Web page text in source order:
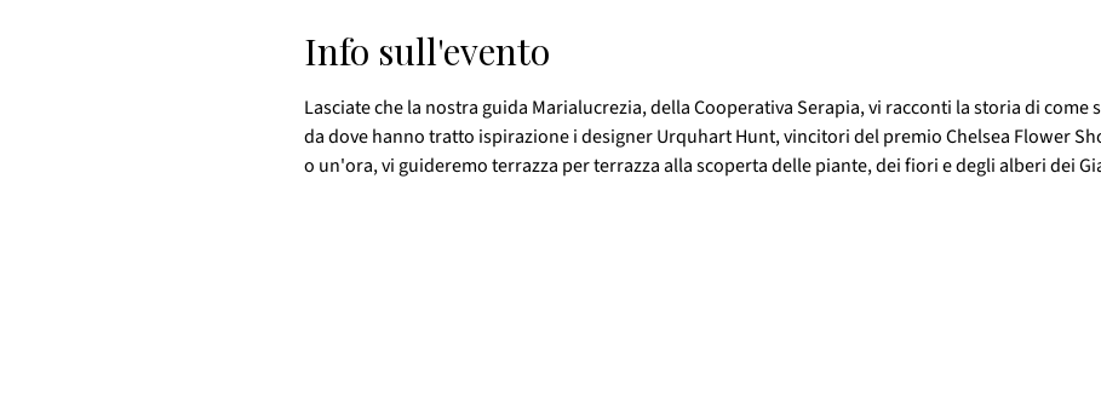
Info sull'evento
Lasciate che la nostra guida Marialucrezia, della Cooperativa Serapia, vi racconti la storia di come
da dove hanno tratto ispirazione i designer Urquhart Hunt, vincitori del premio Chelsea Flower
o un'ora, vi guideremo terrazza per terrazza alla scoperta delle piante, dei fiori e degli alberi dei